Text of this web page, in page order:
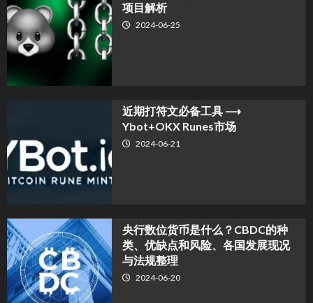
项目解析
2024-06-25
近期打符文必备工具 ⟶
Ybot+OKX Runes市场
2024-06-21
央行数位货币是什么？CBDC的种
类、优缺点和风险、各国发展现况
与法规整理
2024-06-20